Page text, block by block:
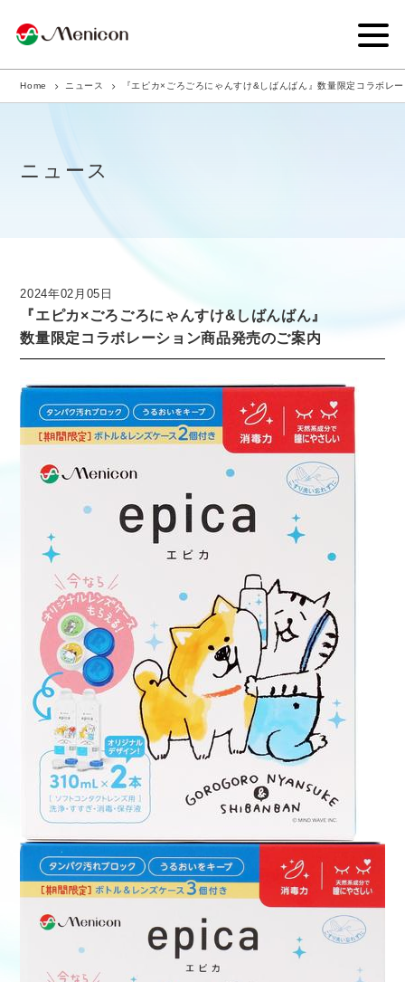
企業情報
商品サイト
ニュース
採用情報
医療従事者向け情報 GLOBAL
Home ニュース 『エピカ×ごろごろにゃんすけ&しばんばん』数量限定コラボレ
ニュース
2024年02月05日
『エピカ×ごろごろにゃんすけ&しばんばん』
数量限定コラボレーション商品発売のご案内